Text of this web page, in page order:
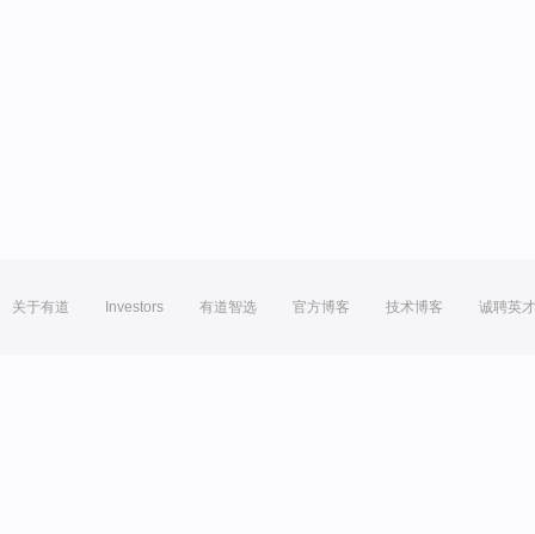
关于有道 Investors 有道智选 官方博客 技术博客 诚聘英才